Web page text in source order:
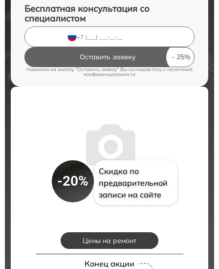
Бесплатная консультация со
специалистом
Оставить заявку
Нажимая на кнопку "Оставить заявку" Вы соглашаетесь cполитикой
конфиденциальности
-20%
Скидка по
предварительной
записи на сайте
Цены на ремонт
Конец акции